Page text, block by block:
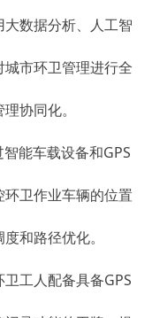
数据分析、人工智
市环卫管理进行全
协同化。
能车载设备和GPS
卫作业车辆的位置
和路径优化。
工人配备具备GPS